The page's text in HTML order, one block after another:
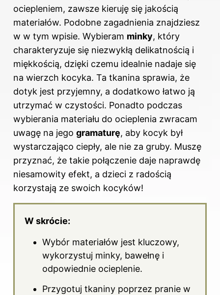
ociepleniem, zawsze kieruję się jakością
materiałów. Podobne zagadnienia znajdziesz
w w tym wpisie. Wybieram minky, który
charakteryzuje się niezwykłą delikatnością i
miękkością, dzięki czemu idealnie nadaje się
na wierzch kocyka. Ta tkanina sprawia, że
dotyk jest przyjemny, a dodatkowo łatwo ją
utrzymać w czystości. Ponadto podczas
wybierania materiału do ocieplenia zwracam
uwagę na jego gramaturę, aby kocyk był
wystarczająco ciepły, ale nie za gruby. Muszę
przyznać, że takie połączenie daje naprawdę
niesamowity efekt, a dzieci z radością
korzystają ze swoich kocyków!
W skrócie:
Wybór materiałów jest kluczowy,
wykorzystuj minky, bawełnę i
odpowiednie ocieplenie.
Przygotuj tkaniny poprzez pranie w